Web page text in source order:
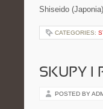
Shiseido
CATEGORIES:
SKUPY I
POSTED BY